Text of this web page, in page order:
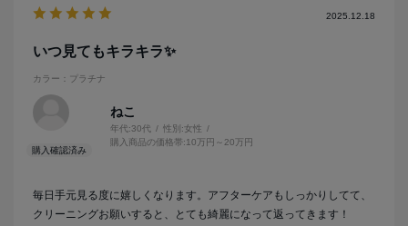
2025.12.18
いつ見てもキラキラ✨️
カラー：プラチナ
ねこ
年代:30代 性別:女性
購入商品の価格帯:10万円～20万円
毎日手元見る度に嬉しくなります。アフターケアもしっかりしてて、
クリーニングお願いすると、とても綺麗になって返ってきます！